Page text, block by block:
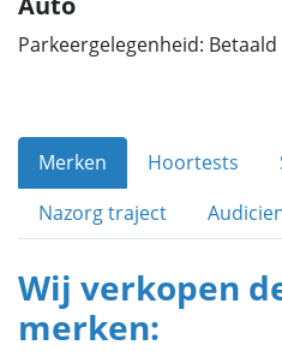
Parkeergelegenheid: Betaald
Merken Hoortests
Nazorg traject
Wij verkopen
merken: